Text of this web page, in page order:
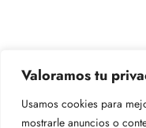
Valoramos tu
Usamos cookies para
mostrarle anuncios o